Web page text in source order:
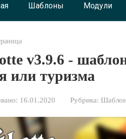
Шаблоны Модули
v3.9.6 -
или туризма
16.01.2020 Рубрика: